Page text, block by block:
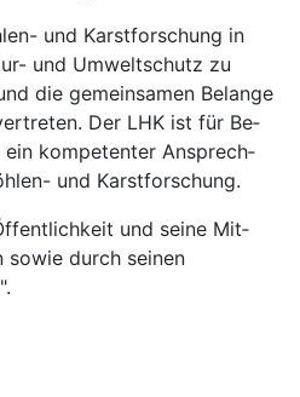
und Karst­forschung in
und Umwelt­schutz zu
die ge­mein­samen Be­lange
Der LHK ist für Be­
ein kom­pe­tenter An­sprech­
und Karst­forschung.
und seine Mit­
sowie durch seinen